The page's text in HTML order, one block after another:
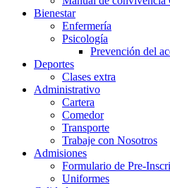
Bienestar
Enfermería
Psicología
Prevención del
Deportes
Clases extra
Administrativo
Cartera
Comedor
Transporte
Trabaje con Nosotros
Admisiones
Formulario de Pre-
Uniformes